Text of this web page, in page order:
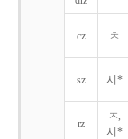
cz ㅊ
sz 시*
rz
ㅈ,
시*